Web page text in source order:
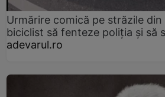
Urmărire comică pe străzile din
biciclist să fenteze poliția și să
adevarul.ro